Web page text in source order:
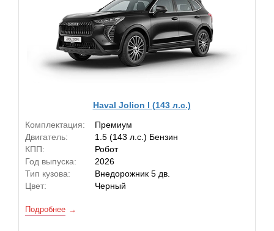
Haval Jolion I (143 л.с.)
Комплектация:
Премиум
Двигатель:
1.5 (143 л.с.) Бензин
КПП:
Робот
Год выпуска:
2026
Тип кузова:
Внедорожник 5 дв.
Цвет:
Черный
Подробнее